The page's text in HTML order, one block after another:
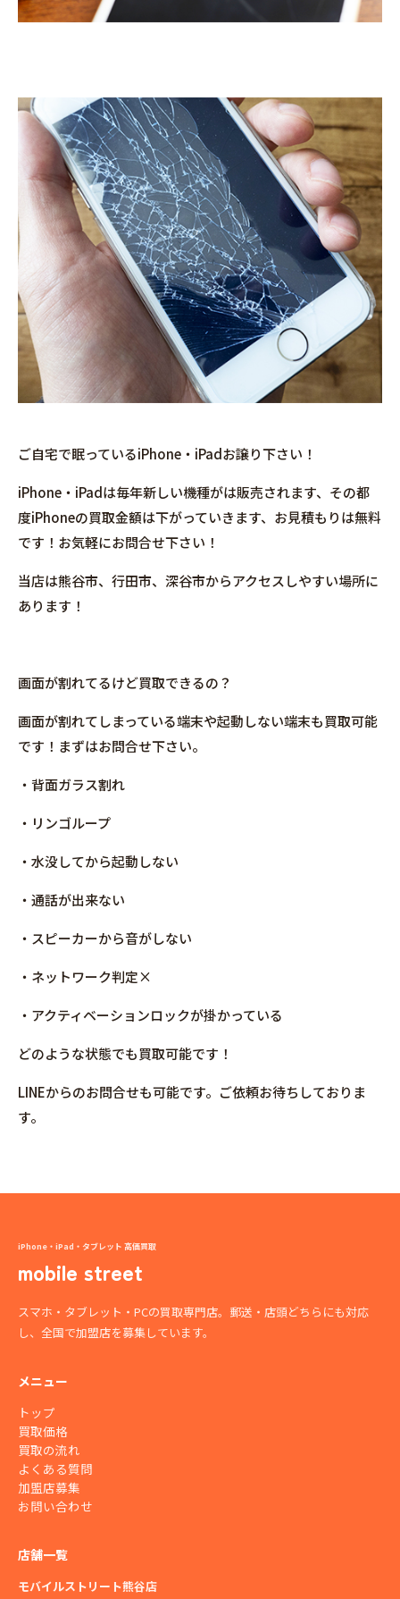
ご自宅で眠っているiPhone・iPadお譲り下さい！
iPhone・iPadは毎年新しい機種がは販売されます、その都
度iPhoneの買取金額は下がっていきます、お見積もりは無料
です！お気軽にお問合せ下さい！
当店は熊谷市、行田市、深谷市からアクセスしやすい場所に
あります！
画面が割れてるけど買取できるの？
画面が割れてしまっている端末や起動しない端末も買取可能
です！まずはお問合せ下さい。
・背面ガラス割れ
・リンゴループ
・水没してから起動しない
・通話が出来ない
・スピーカーから音がしない
・ネットワーク判定×
・アクティベーションロックが掛かっている
どのような状態でも買取可能です！
LINEからのお問合せも可能です。ご依頼お待ちしておりま
す。
iPhone・iPad・タブレット 高価買取
mobile street
スマホ・タブレット・PCの買取専門店。郵送・店頭どちらにも対応
し、全国で加盟店を募集しています。
メニュー
トップ
買取価格
買取の流れ
よくある質問
加盟店募集
お問い合わせ
店舗一覧
モバイルストリート熊谷店